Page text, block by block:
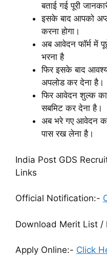
बताई गई पूरी
इसके बाद आपको
करना होगा।
अब आवेदन फॉर्म में
भरना है
फिर इसके बाद
अपलोड कर देना है।
फिर आवेदन शुल्क
सबमिट कर देना है।
अब भरे गए आवेदन
पास रख लेना है।
India Post GDS
Links
Official Notification:-
Download Merit List /
Apply Online:- Click